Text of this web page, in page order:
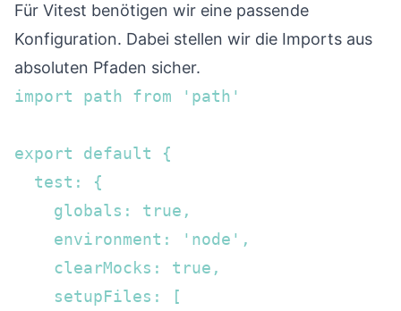
Für Vitest benötigen wir eine passende
Konfiguration. Dabei stellen wir die Imports aus
absoluten Pfaden sicher.
import path from 'path'
export default {
  test: {
    globals: true,
    environment: 'node',
    clearMocks: true,
    setupFiles: [